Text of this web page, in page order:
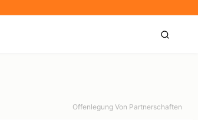
Offenlegung Von Partnerschaften